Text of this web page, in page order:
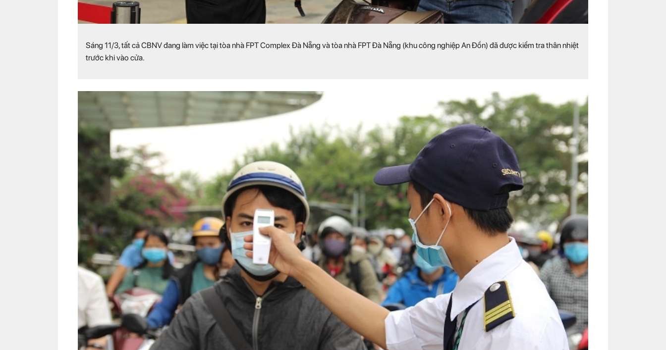
Sáng 11/3, tất cả CBNV đang làm việc tại tòa nhà FPT Complex Đà Nẵng và tòa nhà FPT Đà Nẵng (khu công nghiệp An Đồn) đã được kiểm tra thân nhiệt
trước khi vào cửa.